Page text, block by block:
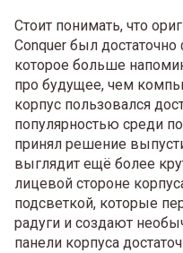
Стоит понимать, что
Conquer был
которое больше
про будущее, чем
корпус пользовался
популярностью среди
принял решение
выглядит ещё более
лицевой стороне
подсветкой, которые
радуги и создают
панели корпуса